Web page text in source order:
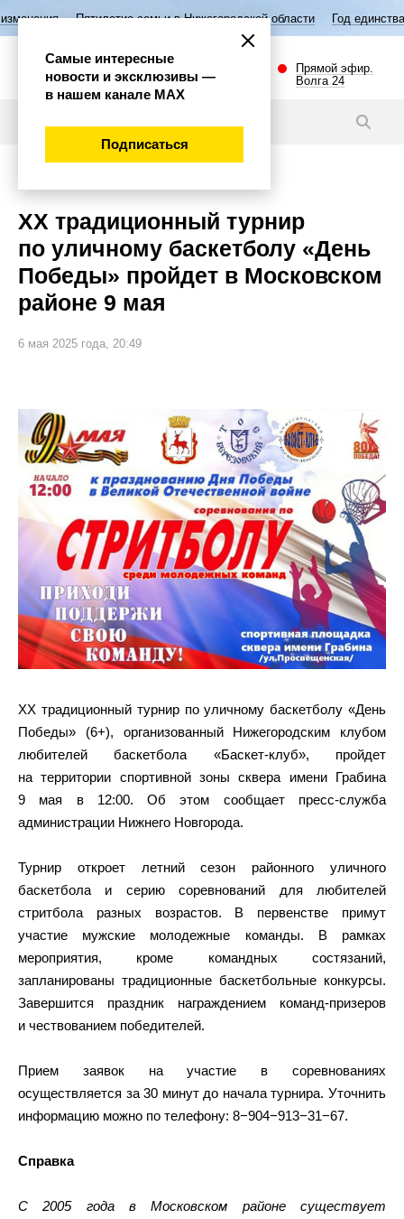
Пятилетие семьи в Нижегородской области Год единства народов
Прямой эфир.
Волга 24
XX традиционный турнир
по уличному баскетболу «День
Победы» пройдет в Московском
районе 9 мая
6 мая 2025 года, 20:49
XX традиционный турнир по уличному баскетболу «День
Победы» (6+), организованный Нижегородским клубом
любителей баскетбола «Баскет-клуб», пройдет
на территории спортивной зоны сквера имени Грабина
9 мая в 12:00. Об этом сообщает пресс-служба
администрации Нижнего Новгорода.
Турнир откроет летний сезон районного уличного
баскетбола и серию соревнований для любителей
стритбола разных возрастов. В первенстве примут
участие мужские молодежные команды. В рамках
мероприятия, кроме командных состязаний,
запланированы традиционные баскетбольные конкурсы.
Завершится праздник награждением команд-призеров
и чествованием победителей.
Прием заявок на участие в соревнованиях
осуществляется за 30 минут до начала турнира. Уточнить
информацию можно по телефону: 8−904−913−31−67.
Справка
С 2005 года в Московском районе существует
Самые интересные
новости и эксклюзивы —
в нашем канале МАХ
Подписаться